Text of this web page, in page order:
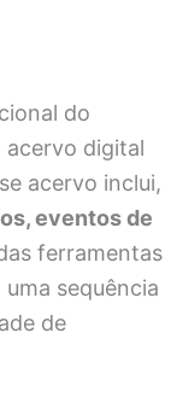
do
acervo digital
acervo inclui,
eventos de
ferramentas
sequência
de